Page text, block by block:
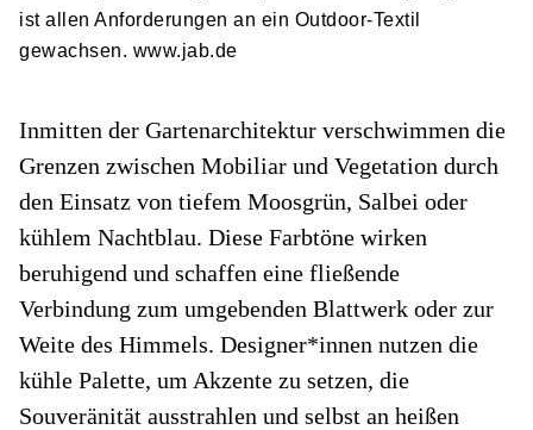
ist allen Anforderungen an ein Outdoor-Textil
gewachsen. www.jab.de
Inmitten der Gartenarchitektur verschwimmen die
Grenzen zwischen Mobiliar und Vegetation durch
den Einsatz von tiefem Moosgrün, Salbei oder
kühlem Nachtblau. Diese Farbtöne wirken
beruhigend und schaffen eine fließende
Verbindung zum umgebenden Blattwerk oder zur
Weite des Himmels. Designer*innen nutzen die
kühle Palette, um Akzente zu setzen, die
Souveränität ausstrahlen und selbst an heißen